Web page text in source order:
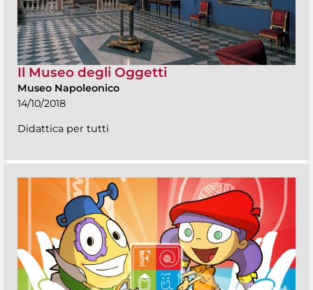
Il Museo degli Oggetti
Museo Napoleonico
14/10/2018
Didattica per tutti